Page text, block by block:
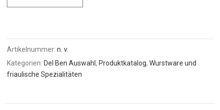
Artikelnummer:n. v.
Kategorien: Del Ben Auswahl, Produktkatalog,Wurstware und
friaulische Spezialitäten